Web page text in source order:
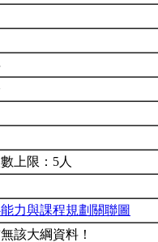
上限：5人
力與課程規劃關聯圖
該大綱資料！